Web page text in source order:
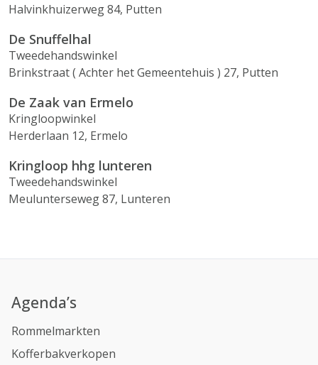
Halvinkhuizerweg 84, Putten
De Snuffelhal
Tweedehandswinkel
Brinkstraat ( Achter het Gemeentehuis ) 27, Putten
De Zaak van Ermelo
Kringloopwinkel
Herderlaan 12, Ermelo
Kringloop hhg lunteren
Tweedehandswinkel
Meulunterseweg 87, Lunteren
Agenda’s
Rommelmarkten
Kofferbakverkopen